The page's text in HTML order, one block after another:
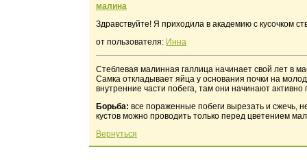
малина
Здравствуйте! Я приходила в академию с кусочком
от пользователя: Инна
Стеблевая малинная галлица начинает свой лет в
Самка откладывает яйца у основания почки на
внутренние части побега, там они начинают
Борьба: все пораженные побеги вырезать и сжечь,
кустов можно проводить только перед цветением
Вернуться